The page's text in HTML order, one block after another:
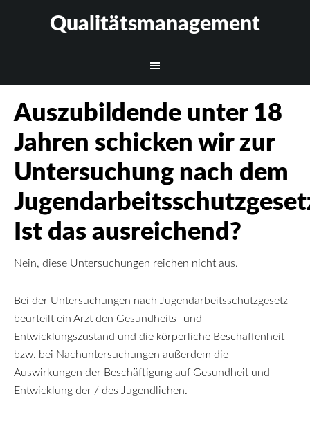
Qualitätsmanagement
Auszubildende unter 18
Jahren schicken wir zur
Untersuchung nach dem
Ist das ausreichend?
Nein, diese Untersuchungen reichen nicht aus.
Bei der Untersuchungen nach Jugendarbeitsschutzgesetz
beurteilt ein Arzt den Gesundheits- und
Entwicklungszustand und die körperliche Beschaffenheit
bzw. bei Nachuntersuchungen außerdem die
Auswirkungen der Beschäftigung auf Gesundheit und
Entwicklung der / des Jugendlichen.